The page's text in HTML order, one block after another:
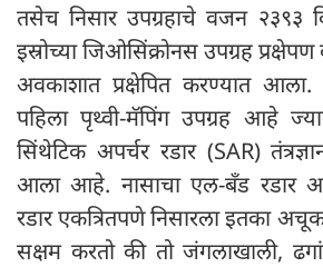
तसेच निसार उपग्रहाचे वजन
इस्रोच्या जिओसिंक्रोनस उपग्रह
अवकाशात प्रक्षेपित करण्यात आला.
पहिला पृथ्वी-मॅपिंग उपग्रह आहे
सिंथेटिक अपर्चर रडार (SAR)
आला आहे. नासाचा एल-बँड रडार
रडार एकत्रितपणे निसारला इतका
सक्षम करतो की तो जंगलाखाली,